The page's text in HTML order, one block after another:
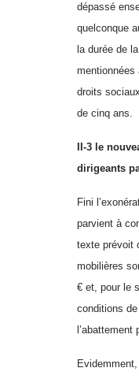
dépassé
quelconque
la durée de
mentionnées
droits
de cinq ans.
II-3 le
dirigeants
Fini
parvient à
texte prévoit
mobilières
€ et, pour le
conditions